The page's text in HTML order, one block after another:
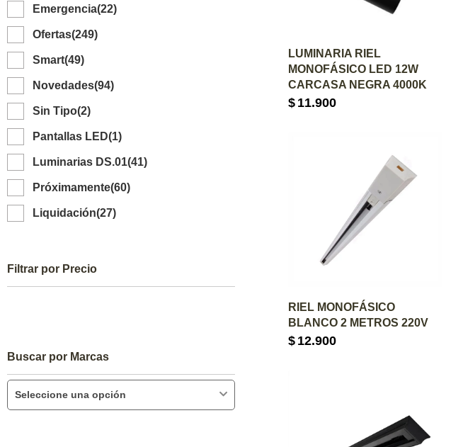
Emergencia(22)
Ofertas(249)
Smart(49)
Novedades(94)
Sin Tipo(2)
Pantallas LED(1)
Luminarias DS.01(41)
Próximamente(60)
Liquidación(27)
Filtrar por Precio
Buscar por Marcas
Seleccione una opción
AGREGAR AL CARRITO
LUMINARIA RIEL
MONOFÁSICO LED 12W
CARCASA NEGRA 4000K
$ 11.900
AGREGAR AL CARRITO
RIEL MONOFÁSICO
BLANCO 2 METROS 220V
$ 12.900